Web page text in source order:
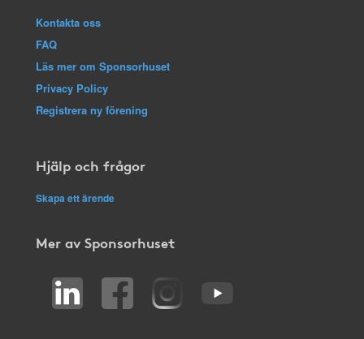
Kontakta oss
FAQ
Läs mer om Sponsorhuset
Privacy Policy
Registrera ny förening
Hjälp och frågor
Skapa ett ärende
Mer av Sponsorhuset